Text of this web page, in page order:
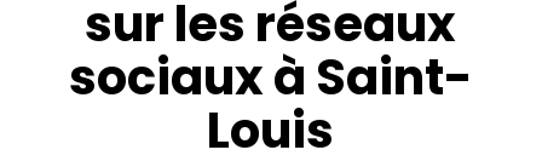
sur les réseaux
sociaux à Saint-
Louis